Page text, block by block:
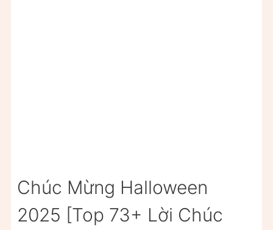
Chúc Mừng Halloween
2025 [Top 73+ Lời Chúc